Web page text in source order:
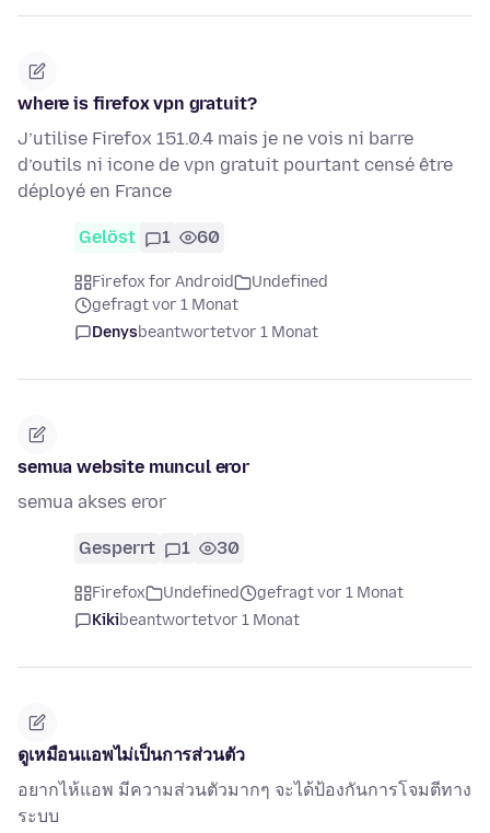
where is firefox vpn gratuit?
J’utilise Firefox 151.0.4 mais je ne vois ni barre
d’outils ni icone de vpn gratuit pourtant censé être
déployé en France
Gelöst 1 60
Firefox for Android
Undefined
gefragt vor 1 Monat
Denysbeantwortetvor 1 Monat
semua website muncul eror
semua akses eror
Gesperrt 1 30
Firefox Undefined
gefragt vor 1 Monat
Kikibeantwortetvor 1 Monat
ดูเหมือนแอพไม่เป็นการส่วนตัว
อยากไห้แอพ มีความส่วนตัวมากๆ จะได้ป้องกันการโจมตีทาง
ระบบ